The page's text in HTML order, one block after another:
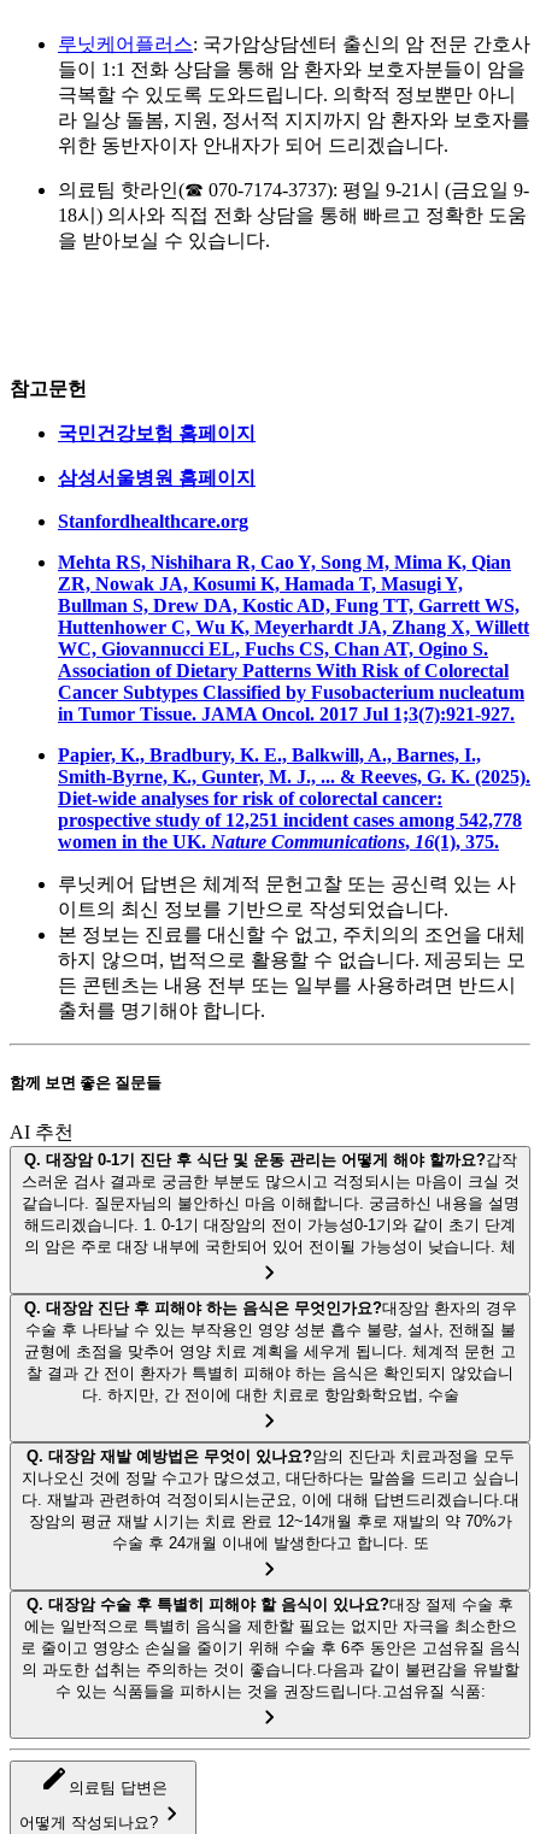
루닛케어플러스: 국가암상담센터 출신의 암 전문 간호사
들이 1:1 전화 상담을 통해 암 환자와 보호자분들이 암을
극복할 수 있도록 도와드립니다. 의학적 정보뿐만 아니
라 일상 돌봄, 지원, 정서적 지지까지 암 환자와 보호자를
위한 동반자이자 안내자가 되어 드리겠습니다.
의료팀 핫라인(☎ 070-7174-3737): 평일 9-21시 (금요일 9-
18시) 의사와 직접 전화 상담을 통해 빠르고 정확한 도움
을 받아보실 수 있습니다.
참고문헌
국민건강보험 홈페이지
삼성서울병원 홈페이지
Stanfordhealthcare.org
Mehta RS, Nishihara R, Cao Y, Song M, Mima K, Qian
ZR, Nowak JA, Kosumi K, Hamada T, Masugi Y,
Bullman S, Drew DA, Kostic AD, Fung TT, Garrett WS,
Huttenhower C, Wu K, Meyerhardt JA, Zhang X, Willett
WC, Giovannucci EL, Fuchs CS, Chan AT, Ogino S.
Association of Dietary Patterns With Risk of Colorectal
Cancer Subtypes Classified by Fusobacterium nucleatum
in Tumor Tissue. JAMA Oncol. 2017 Jul 1;3(7):921-927.
Papier, K., Bradbury, K. E., Balkwill, A., Barnes, I.,
Smith-Byrne, K., Gunter, M. J., ... & Reeves, G. K. (2025).
Diet-wide analyses for risk of colorectal cancer:
prospective study of 12,251 incident cases among 542,778
women in the UK. Nature Communications, 16(1), 375.
루닛케어 답변은 체계적 문헌고찰 또는 공신력 있는 사
이트의 최신 정보를 기반으로 작성되었습니다.
본 정보는 진료를 대신할 수 없고, 주치의의 조언을 대체
하지 않으며, 법적으로 활용할 수 없습니다. 제공되는 모
든 콘텐츠는 내용 전부 또는 일부를 사용하려면 반드시
출처를 명기해야 합니다.
함께 보면 좋은 질문들
AI 추천
Q. 대장암 0-1기 진단 후 식단 및 운동 관리는 어떻게 해야 할까요?갑작
스러운 검사 결과로 궁금한 부분도 많으시고 걱정되시는 마음이 크실 것
같습니다. 질문자님의 불안하신 마음 이해합니다. 궁금하신 내용을 설명
해드리겠습니다. 1. 0-1기 대장암의 전이 가능성0-1기와 같이 초기 단계
의 암은 주로 대장 내부에 국한되어 있어 전이될 가능성이 낮습니다. 체
Q. 대장암 진단 후 피해야 하는 음식은 무엇인가요?대장암 환자의 경우
수술 후 나타날 수 있는 부작용인 영양 성분 흡수 불량, 설사, 전해질 불
균형에 초점을 맞추어 영양 치료 계획을 세우게 됩니다. 체계적 문헌 고
찰 결과 간 전이 환자가 특별히 피해야 하는 음식은 확인되지 않았습니
다. 하지만, 간 전이에 대한 치료로 항암화학요법, 수술
Q. 대장암 재발 예방법은 무엇이 있나요?암의 진단과 치료과정을 모두
지나오신 것에 정말 수고가 많으셨고, 대단하다는 말씀을 드리고 싶습니
다. 재발과 관련하여 걱정이되시는군요, 이에 대해 답변드리겠습니다.대
장암의 평균 재발 시기는 치료 완료 12~14개월 후로 재발의 약 70%가
수술 후 24개월 이내에 발생한다고 합니다. 또
Q. 대장암 수술 후 특별히 피해야 할 음식이 있나요?대장 절제 수술 후
에는 일반적으로 특별히 음식을 제한할 필요는 없지만 자극을 최소한으
로 줄이고 영양소 손실을 줄이기 위해 수술 후 6주 동안은 고섬유질 음식
의 과도한 섭취는 주의하는 것이 좋습니다.다음과 같이 불편감을 유발할
수 있는 식품들을 피하시는 것을 권장드립니다.고섬유질 식품:
의료팀 답변은
어떻게 작성되나요?